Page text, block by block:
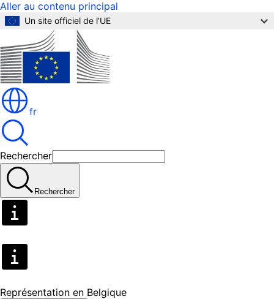
Aller au contenu principal
Un site officiel de l’UE
fr
Rechercher
Rechercher
Représentation en Belgique